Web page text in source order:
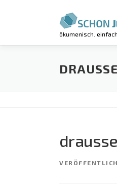
ökumenisch.